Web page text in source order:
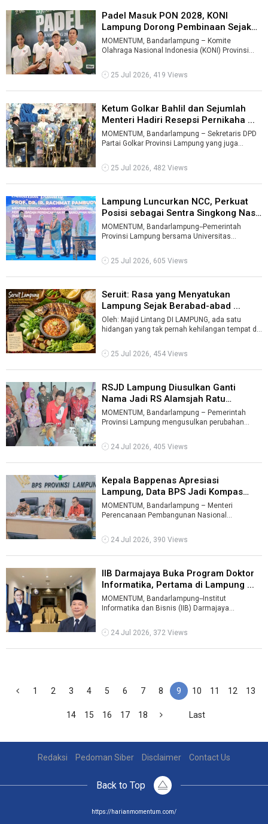
Padel Masuk PON 2028, KONI
Lampung Dorong Pembinaan Sejak
Dini ...
MOMENTUM, Bandarlampung – Komite
Olahraga Nasional Indonesia (KONI) Provinsi
Daerah ...
25 Jul 2026, 419 Views
Ketum Golkar Bahlil dan Sejumlah
Menteri Hadiri Resepsi Pernikaha ...
MOMENTUM, Bandarlampung – Sekretaris DPD
Partai Golkar Provinsi Lampung yang juga
25 Jul 2026, 482 Views
Lampung Luncurkan NCC, Perkuat
Posisi sebagai Sentra Singkong Nas
...
MOMENTUM, Bandarlampung--Pemerintah
Provinsi Lampung bersama Universitas
Center ...
25 Jul 2026, 605 Views
Seruit: Rasa yang Menyatukan
Lampung Sejak Berabad-abad ...
Oleh: Majid Lintang DI LAMPUNG, ada satu
hidangan yang tak pernah kehilangan tempat di
25 Jul 2026, 454 Views
RSJD Lampung Diusulkan Ganti
Nama Jadi RS Alamsjah Ratu
Perwirane ...
MOMENTUM, Bandarlampung – Pemerintah
Provinsi Lampung mengusulkan perubahan
Rum ...
24 Jul 2026, 405 Views
Kepala Bappenas Apresiasi
Lampung, Data BPS Jadi Kompas
Pembangun ...
MOMENTUM, Bandarlampung – Menteri
Perencanaan Pembangunan Nasional
mengapresiasi Peme ...
24 Jul 2026, 390 Views
IIB Darmajaya Buka Program Doktor
Informatika, Pertama di Lampung ...
MOMENTUM, Bandarlampung--Institut
Informatika dan Bisnis (IIB) Darmajaya
Studi Doktor ...
24 Jul 2026, 372 Views
1 2 3 4 5 6 7 8 9 10 11 12 13
14 15 16 17 18 Last
Redaksi Pedoman Siber Disclaimer Contact Us
Back to Top
https://harianmomentum.com/